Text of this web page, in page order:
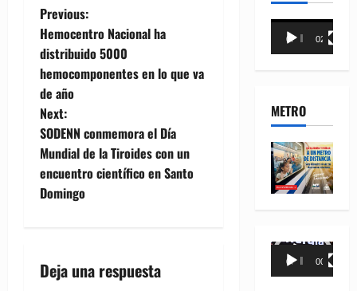
P
o
s
t
n
a
Previous:
Hemocentro Nacional ha
distribuido 5000
hemocomponentes en lo que va
de año
Next:
SODENN conmemora el Día
Mundial de la Tiroides con un
encuentro científico en Santo
Domingo
Deja una respuesta
Reproductor
00:00 02:18
METRO
Reproductor
00:00 00:35